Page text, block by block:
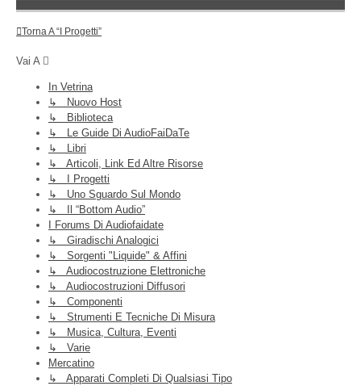
Torna A “I Progetti”
Vai A
In Vetrina
↳ Nuovo Host
↳ Biblioteca
↳ Le Guide Di AudioFaiDaTe
↳ Libri
↳ Articoli, Link Ed Altre Risorse
↳ I Progetti
↳ Uno Sguardo Sul Mondo
↳ Il “Bottom Audio”
I Forums Di Audiofaidate
↳ Giradischi Analogici
↳ Sorgenti "liquide" & Affini
↳ Audiocostruzione Elettroniche
↳ Audiocostruzioni Diffusori
↳ Componenti
↳ Strumenti E Tecniche Di Misura
↳ Musica, Cultura, Eventi
↳ Varie
Mercatino
↳ Apparati Completi Di Qualsiasi Tipo